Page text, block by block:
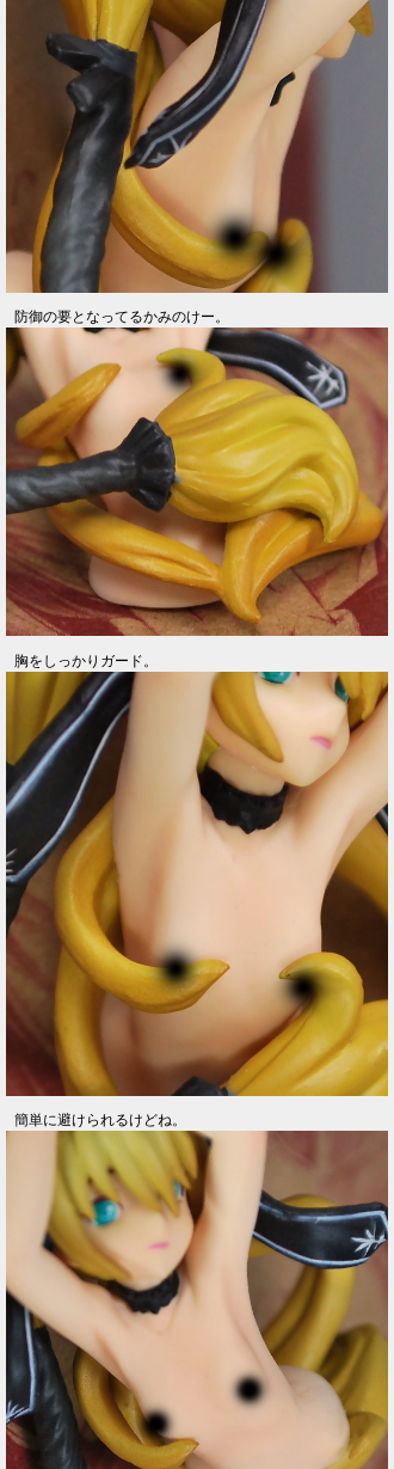
防御の要となってるかみのけー。
胸をしっかりガード。
簡単に避けられるけどね。